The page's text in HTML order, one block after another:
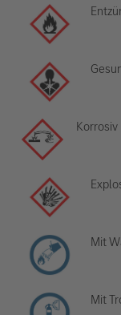
Korrosiv
Mit
Mit